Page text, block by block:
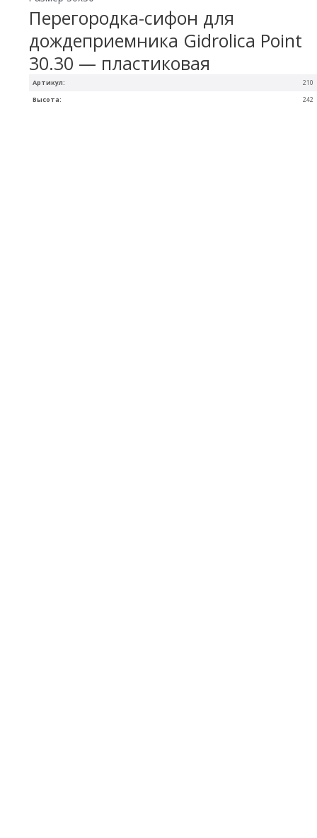
Артикул:
210
Высота:
242
Перегородка-сифон для
дождеприемника Gidrolica Point
30.30 — пластиковая